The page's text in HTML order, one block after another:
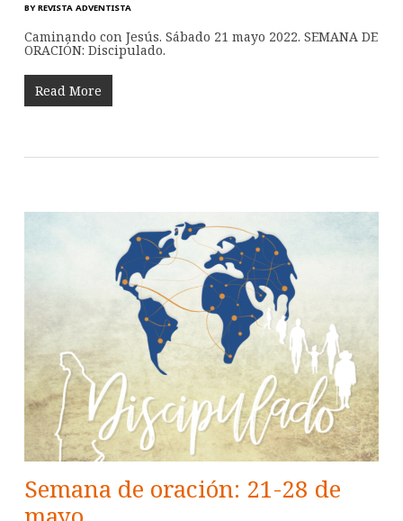
BY REVISTA ADVENTISTA
Caminando con Jesús. Sábado 21 mayo 2022. SEMANA DE
ORACIÓN: Discipulado.
Read More
Semana de oración: 21-28 de